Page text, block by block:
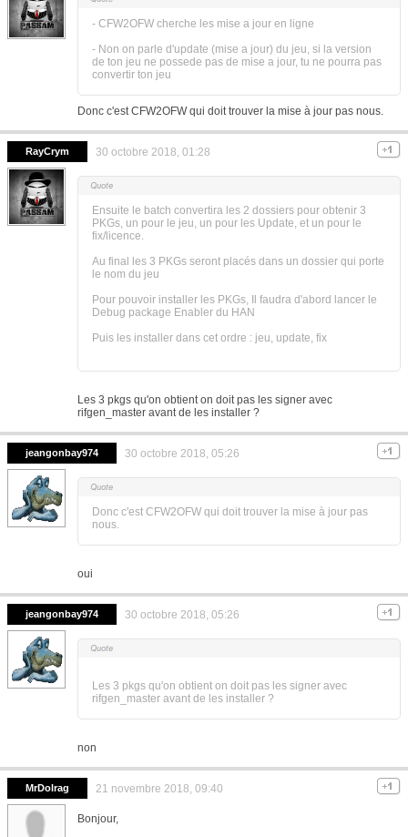
- CFW2OFW cherche les mise a jour en ligne
- Non on parle d'update (mise a jour) du jeu, si la version
de ton jeu ne possede pas de mise a jour, tu ne pourra pas
convertir ton jeu
Donc c'est CFW2OFW qui doit trouver la mise à jour pas nous.
RayCrym 30 octobre 2018, 01:28
Ensuite le batch convertira les 2 dossiers pour obtenir 3
PKGs, un pour le jeu, un pour les Update, et un pour le
fix/licence.
Au final les 3 PKGs seront placés dans un dossier qui porte
le nom du jeu
Pour pouvoir installer les PKGs, Il faudra d'abord lancer le
Debug package Enabler du HAN
Puis les installer dans cet ordre : jeu, update, fix
Les 3 pkgs qu'on obtient on doit pas les signer avec
rifgen_master avant de les installer ?
jeangonbay974 30 octobre 2018, 05:26
Donc c'est CFW2OFW qui doit trouver la mise à jour pas
nous.
oui
jeangonbay974 30 octobre 2018, 05:26
Les 3 pkgs qu'on obtient on doit pas les signer avec
rifgen_master avant de les installer ?
non
MrDolrag 21 novembre 2018, 09:40
Bonjour,